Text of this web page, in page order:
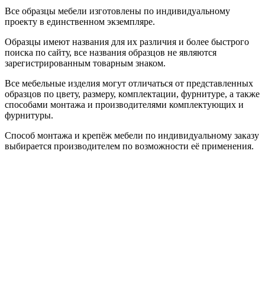
Все образцы мебели изготовлены по индивидуальному
проекту в единственном экземпляре.
Образцы имеют названия для их различия и более быстрого
поиска по сайту, все названия образцов не являются
зарегистрированным товарным знаком.
Все мебельные изделия могут отличаться от представленных
образцов по цвету, размеру, комплектации, фурнитуре, а также
способами монтажа и производителями комплектующих и
фурнитуры.
Способ монтажа и крепёж мебели по индивидуальному заказу
выбирается производителем по возможности её применения.